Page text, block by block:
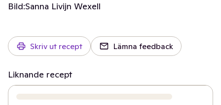
Bild:Sanna Livijn Wexell
Skriv ut recept Lämna feedback
Liknande recept